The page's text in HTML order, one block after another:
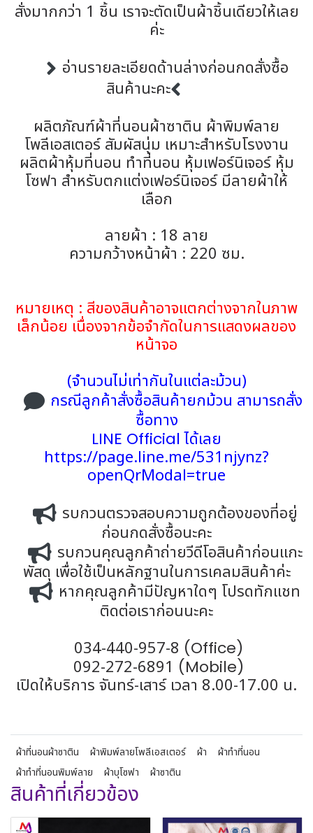
สั่งมากกว่า 1 ชิ้น เราจะตัดเป็นผ้าชิ้นเดียวให้เลย
ค่ะ
อ่านรายละเอียดด้านล่างก่อนกดสั่งซื้อ
สินค้านะคะ
ผลิตภัณฑ์ผ้าที่นอนผ้าซาติน ผ้าพิมพ์ลาย
โพลีเอสเตอร์ สัมผัสนุ่ม เหมาะสำหรับโรงงาน
ผลิตผ้าหุ้มที่นอน ทำที่นอน หุ้มเฟอร์นิเจอร์ หุ้ม
โซฟา สำหรับตกแต่งเฟอร์นิเจอร์ มีลายผ้าให้
เลือก
ลายผ้า : 18 ลาย
ความกว้างหน้าผ้า : 220 ซม.
หมายเหตุ : สีของสินค้าอาจแตกต่างจากในภาพ
เล็กน้อย เนื่องจากข้อจำกัดในการแสดงผลของ
หน้าจอ
(จำนวนไม่เท่ากันในแต่ละม้วน)
กรณีลูกค้าสั่งซื้อสินค้ายกม้วน สามารถสั่ง
ซื้อทาง
LINE Official ได้เลย
https://page.line.me/531njynz?
openQrModal=true
รบกวนตรวจสอบความถูกต้องของที่อยู่
ก่อนกดสั่งซื้อนะคะ
รบกวนคุณลูกค้าถ่ายวีดีโอสินค้าก่อนแกะ
พัสดุ เพื่อใช้เป็นหลักฐานในการเคลมสินค้าค่ะ
หากคุณลูกค้ามีปัญหาใดๆ โปรดทักแชท
ติดต่อเราก่อนนะคะ
034-440-957-8 (Office)
092-272-6891 (Mobile)
เปิดให้บริการ จันทร์-เสาร์ เวลา 8.00-17.00 น.
ผ้าที่นอนผ้าซาติน ผ้าพิมพ์ลายโพลีเอสเตอร์ ผ้า
ผ้าทำที่นอน
ผ้าทำที่นอนพิมพ์ลาย
ผ้าบุโซฟา ผ้าซาติน
สินค้าที่เกี่ยวข้อง